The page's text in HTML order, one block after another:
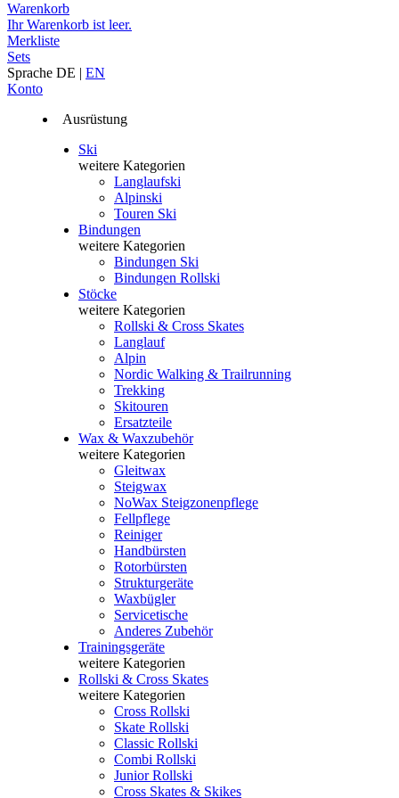
Warenkorb
Ihr Warenkorb ist leer.
Merkliste
Sets
Sprache DE | EN
Konto
Ausrüstung
Ski
weitere Kategorien
Langlaufski
Alpinski
Touren Ski
Bindungen
weitere Kategorien
Bindungen Ski
Bindungen Rollski
Stöcke
weitere Kategorien
Rollski & Cross Skates
Langlauf
Alpin
Nordic Walking & Trailrunning
Trekking
Skitouren
Ersatzteile
Wax & Waxzubehör
weitere Kategorien
Gleitwax
Steigwax
NoWax Steigzonenpflege
Fellpflege
Reiniger
Handbürsten
Rotorbürsten
Strukturgeräte
Waxbügler
Servicetische
Anderes Zubehör
Trainingsgeräte
weitere Kategorien
Rollski & Cross Skates
weitere Kategorien
Cross Rollski
Skate Rollski
Classic Rollski
Combi Rollski
Junior Rollski
Cross Skates & Skikes